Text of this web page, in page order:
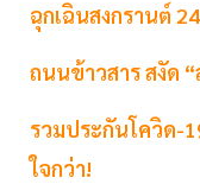
ฉุกเฉินสงกรานต์
ถนนข้าวสาร สงัด
รวมประกันโควิด-
ใจกว่า!